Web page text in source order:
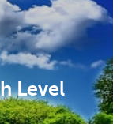
Level